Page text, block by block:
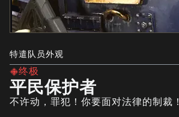
特遣队员外观
终极
平民保护者
不许动，罪犯！你要面对法律的制裁！